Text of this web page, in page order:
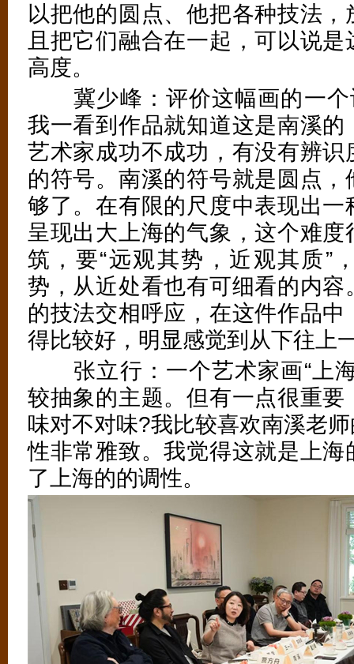
以把他的圆点、他把各种技法
且把它们融合在一起，可以说
高度。
冀少峰：评价这幅画的一个
我一看到作品就知道这是南溪
艺术家成功不成功，有没有辨
的符号。南溪的符号就是圆点
够了。在有限的尺度中表现出
呈现出大上海的气象，这个难
筑，要“远观其势，近观其质”
势，从近处看也有可细看的内
的技法交相呼应，在这件作品
得比较好，明显感觉到从下往上
张立行：一个艺术家画“上海
较抽象的主题。但有一点很重
味对不对味?我比较喜欢南溪老
性非常雅致。我觉得这就是上
了上海的的调性。